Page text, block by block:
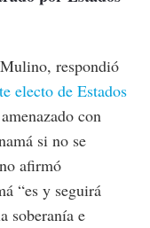
respondió
electo de Estados
con
si no se
afirmó
“es y seguirá
soberanía e